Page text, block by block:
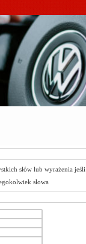
słów lub wyrażenia
słowa